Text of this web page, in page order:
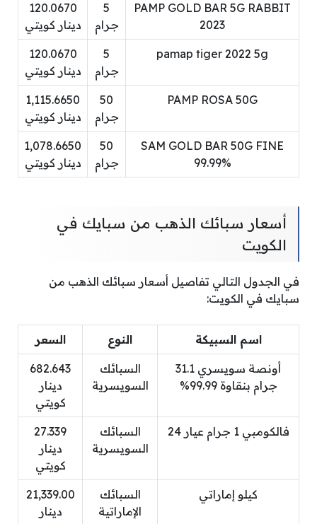
PAMP GOLD BAR 5G RABBIT
2023
5
جرام
120.0670
دينار كويتي
pamap tiger 2022 5g
5
جرام
120.0670
دينار كويتي
PAMP ROSA 50G
50
جرام
1,115.6650
دينار كويتي
SAM GOLD BAR 50G FINE
99.99%
50
جرام
1,078.6650
دينار كويتي
أسعار سبائك الذهب من سبايك في
الكويت
في الجدول التالي تفاصيل أسعار سبائك الذهب من
سبايك في الكويت:
اسم السبيكة النوع السعر
أونصة سويسري 31.1
جرام بنقاوة 99.99%
السبائك
السويسرية
682.643
دينار
كويتي
فالكومبي 1 جرام عيار 24
السبائك
السويسرية
27.339
دينار
كويتي
كيلو إماراتي
السبائك
الإماراتية
21,339.00
دينار